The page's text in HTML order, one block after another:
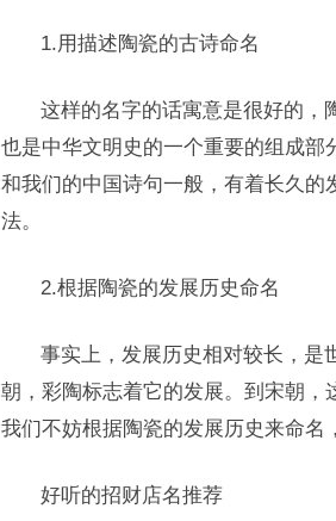
1.用描述陶瓷的古诗命名
这样的名字的话寓意是很好的，
也是中华文明史的一个重要的组成部
和我们的中国诗句一般，有着长久
法。
2.根据陶瓷的发展历史命名
事实上，发展历史相对较长，是
朝，彩陶标志着它的发展。到宋朝，
我们不妨根据陶瓷的发展历史来命名
好听的招财店名推荐